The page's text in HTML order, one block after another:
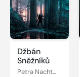
Džbán
Sněžníků
Petra Nachtmanová